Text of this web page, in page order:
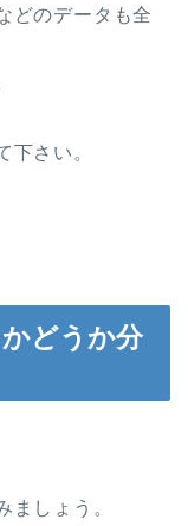
どのデータも全
下さい。
どうか分
ましょう。